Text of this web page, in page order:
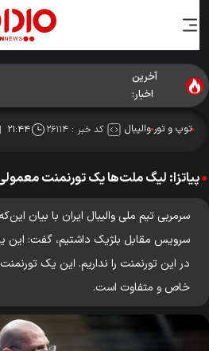
آخرین
اخبار:
توپ و توروالیبال کد خبر : ۲۶۱۱۴ ۲۱:۴۴
پیاتزا: لیگ ملت‌ها یک تورنمنت
سرمربی تیم ملی والیبال ایران با بیان
سرویس مقابل بلژیک داشتیم، گفت: این
در این تورنمنت را نداریم. این یک
خاص و متفاوت است.